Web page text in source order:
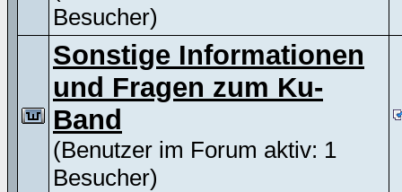
Besucher)
Sonstige Informationen
und Fragen zum Ku-
Band
(Benutzer im Forum aktiv: 1
Besucher)